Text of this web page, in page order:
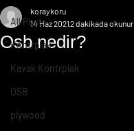
All Posts
Kontrplak
Kavak Kontrplak
OSB
plywood
Osb nedir?
koraykoru
14 Haz 20212 dakikada okunur